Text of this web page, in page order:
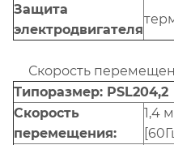
Защита
электродвигателя
Скорость
Типоразмер: PSL204,2
Скорость
перемещения:
1,4